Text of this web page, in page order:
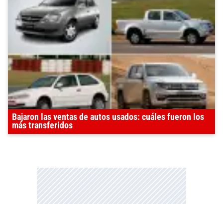
Bajaron las ventas de autos usados: cuáles fueron los
más transferidos